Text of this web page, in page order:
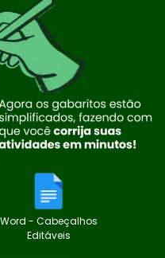
Word - Cabeçalhos
Editáveis